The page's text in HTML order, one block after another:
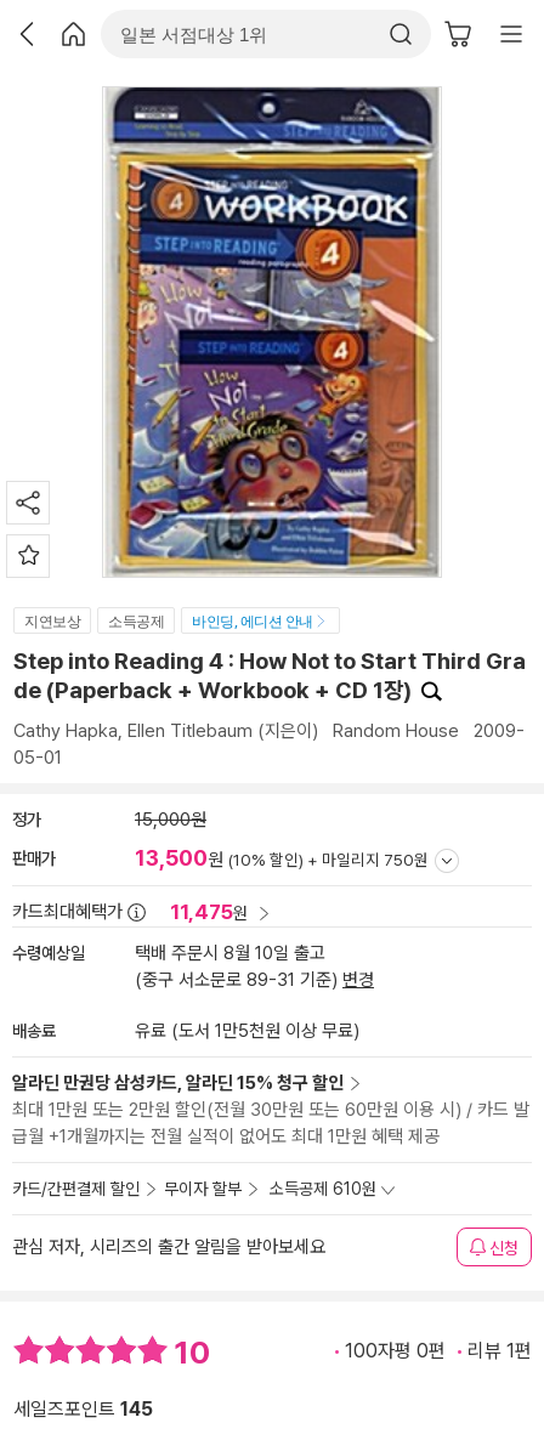
지연보상 소득공제 바인딩, 에디션 안내
Step into Reading 4 : How Not to Start Third Gra
de (Paperback + Workbook + CD 1장)
Cathy Hapka, Ellen Titlebaum (지은이) Random House 2009-
05-01
정가 15,000원
판매가 13,500원 (10% 할인) + 마일리지 750원
카드최대혜택가 11,475원
수령예상일
택배 주문시 8월 10일 출고
(중구 서소문로 89-31 기준) 변경
배송료 유료 (도서 1만5천원 이상 무료)
알라딘 만권당 삼성카드, 알라딘 15% 청구 할인
최대 1만원 또는 2만원 할인(전월 30만원 또는 60만원 이용 시) / 카드 발
급월 +1개월까지는 전월 실적이 없어도 최대 1만원 혜택 제공
카드/간편결제 할인 무이자 할부 소득공제 610원
관심 저자, 시리즈의 출간 알림을 받아보세요 신청
10 100자평 0편 리뷰 1편
세일즈포인트 145